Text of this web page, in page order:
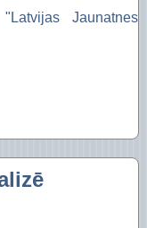
Jaunatnes